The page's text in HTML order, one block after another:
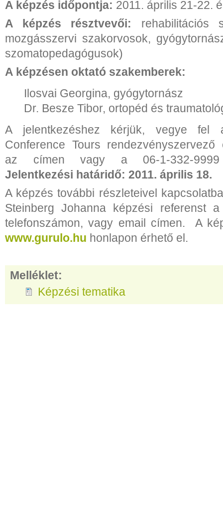
A képzés időpontja: 2011. április 21-22.
A képzés résztvevői: rehabilitációs
mozgásszervi szakorvosok,
szomatopedagógusok)
A képzésen oktató szakemberek:
Ilosvai Georgina, gyógytornász
Dr. Besze Tibor, ortopéd és
A jelentkezéshez kérjük, vegye fel
Conference Tours rendezvényszervező
az címen vagy a 06-1-332-9999
Jelentkezési határidő: 2011. április 18.
A képzés további részleteivel
Steinberg Johanna képzési referenst a
telefonszámon, vagy email címen. A
www.gurulo.hu honlapon érhető el.
Melléklet:
Képzési tematika